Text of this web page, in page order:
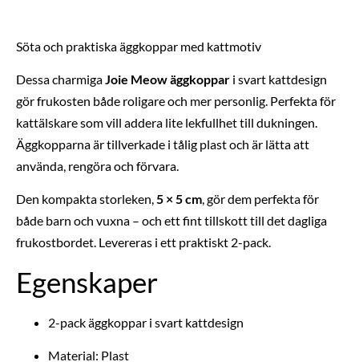
Söta och praktiska äggkoppar med kattmotiv
Dessa charmigaJoie Meow äggkoppar i svart kattdesign
gör frukosten både roligare och mer personlig. Perfekta för
kattälskare som vill addera lite lekfullhet till dukningen.
Äggkopparna är tillverkade i tålig plast och är lätta att
använda, rengöra och förvara.
Den kompakta storleken,5 × 5 cm, gör dem perfekta för
både barn och vuxna – och ett fint tillskott till det dagliga
frukostbordet. Levereras i ett praktiskt 2-pack.
Egenskaper
2-pack äggkoppar i svart kattdesign
Material: Plast